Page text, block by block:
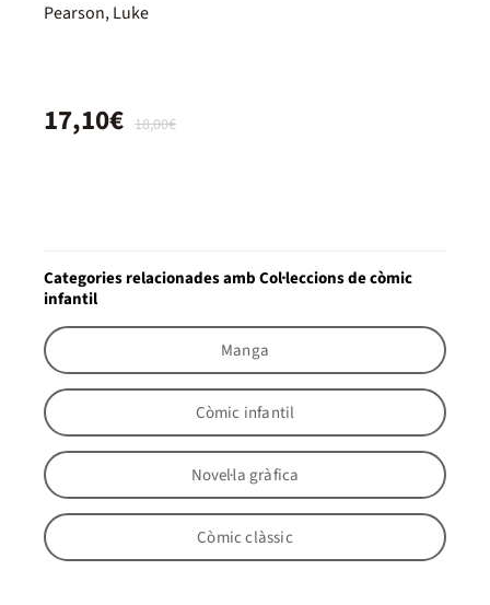
Pearson, Luke
18,00€
17,10€
Categories relacionades amb Col·leccions de còmic
infantil
Manga
Còmic infantil
Novel·la gràfica
Còmic clàssic